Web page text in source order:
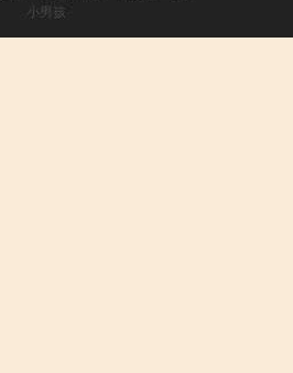
小男孩